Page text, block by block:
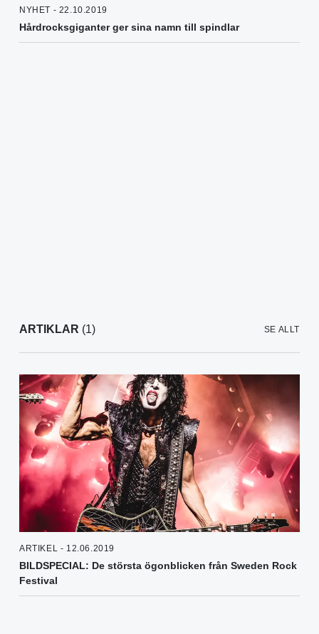
NYHET - 22.10.2019
Hårdrocksgiganter ger sina namn till spindlar
ARTIKLAR (1) SE ALLT
ARTIKEL - 12.06.2019
BILDSPECIAL: De största ögonblicken från Sweden Rock
Festival